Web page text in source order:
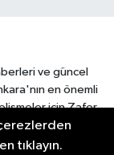
ve güncel
en önemli
için Zafer
haber kaynağı.
tıklayın.